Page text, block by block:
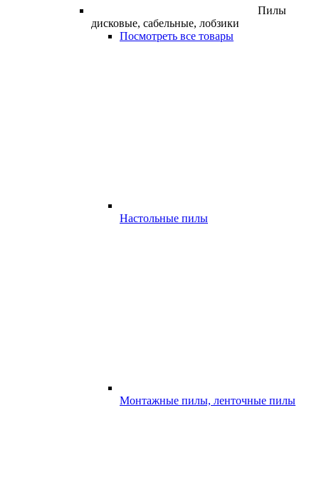
Пилы
дисковые, сабельные, лобзики
Посмотреть все товары
Настольные пилы
Монтажные пилы, ленточные пилы